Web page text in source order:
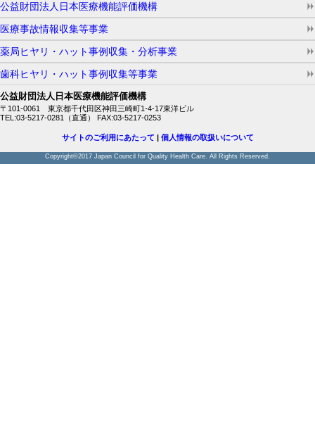
公益財団法人日本医療機能評価機構
医療事故情報収集等事業
薬局ヒヤリ・ハット事例収集・分析事業
歯科ヒヤリ・ハット事例収集等事業
公益財団法人日本医療機能評価機構
〒101-0061 東京都千代田区神田三崎町1-4-17東洋ビル
TEL:03-5217-0281（直通） FAX:03-5217-0253
サイトのご利用にあたって | 個人情報の取扱いについて
Copyright©2017 Japan Council for Quality Health Care. All Rights Reserved.